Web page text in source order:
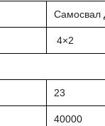
Самосвал
4×2
23
40000